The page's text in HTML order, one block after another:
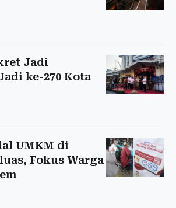
Jadi
ke-270 Kota
UMKM di
Fokus Warga